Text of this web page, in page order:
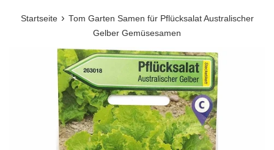
Startseite › Tom Garten Samen für Pflücksalat Australischer
Gelber Gemüsesamen